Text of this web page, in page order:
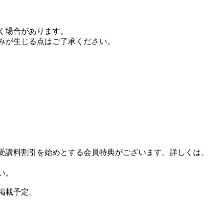
合があります。
生じる点はご了承ください。
料割引を始めとする会員特典がございます。詳しくは、
。
予定。